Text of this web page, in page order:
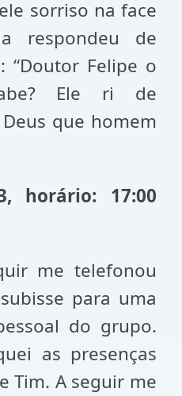
sorriso na face
respondeu de
“Doutor Felipe o
Ele ri de
que homem
horário: 17:00
me telefonou
para uma
do grupo.
as presenças
Tim. A seguir me